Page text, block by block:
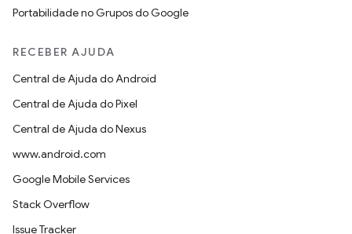
Portabilidade no Grupos do Google
RECEBER AJUDA
Central de Ajuda do Android
Central de Ajuda do Pixel
Central de Ajuda do Nexus
www.android.com
Google Mobile Services
Stack Overflow
Issue Tracker